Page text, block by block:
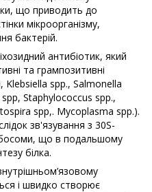
що приводить до
мікроорганізму,
бактерій.
антибіотик, який
тa грампозитивні
Klebsiella spp., Salmonella
Staphylococcus spp.,
spp,. Mycoplasma spp.).
зв'язування з 30S-
що в подальшому
білка.
і швидко створює